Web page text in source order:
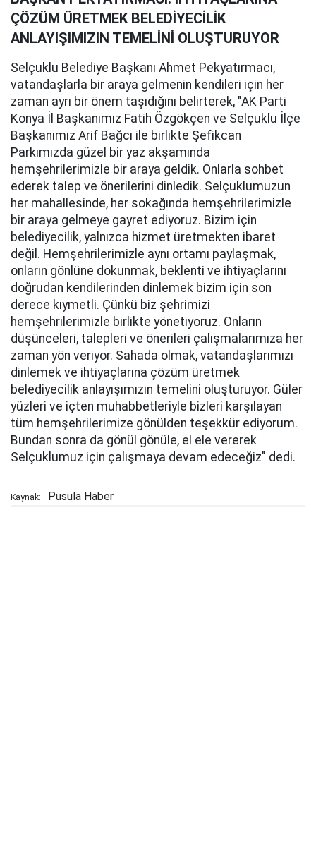
ÇÖZÜM ÜRETMEK BELEDİYECİLİK
ANLAYIŞIMIZIN TEMELİNİ OLUŞTURUYOR
Selçuklu Belediye Başkanı Ahmet Pekyatırmacı,
vatandaşlarla bir araya gelmenin kendileri için her
zaman ayrı bir önem taşıdığını belirterek, "AK Parti
Konya İl Başkanımız Fatih Özgökçen ve Selçuklu İlçe
Başkanımız Arif Bağcı ile birlikte Şefikcan
Parkımızda güzel bir yaz akşamında
hemşehrilerimizle bir araya geldik. Onlarla sohbet
ederek talep ve önerilerini dinledik. Selçuklumuzun
her mahallesinde, her sokağında hemşehrilerimizle
bir araya gelmeye gayret ediyoruz. Bizim için
belediyecilik, yalnızca hizmet üretmekten ibaret
değil. Hemşehrilerimizle aynı ortamı paylaşmak,
onların gönlüne dokunmak, beklenti ve ihtiyaçlarını
doğrudan kendilerinden dinlemek bizim için son
derece kıymetli. Çünkü biz şehrimizi
hemşehrilerimizle birlikte yönetiyoruz. Onların
düşünceleri, talepleri ve önerileri çalışmalarımıza her
zaman yön veriyor. Sahada olmak, vatandaşlarımızı
dinlemek ve ihtiyaçlarına çözüm üretmek
belediyecilik anlayışımızın temelini oluşturuyor. Güler
yüzleri ve içten muhabbetleriyle bizleri karşılayan
tüm hemşehrilerimize gönülden teşekkür ediyorum.
Bundan sonra da gönül gönüle, el ele vererek
Selçuklumuz için çalışmaya devam edeceğiz" dedi.
Kaynak: Pusula Haber